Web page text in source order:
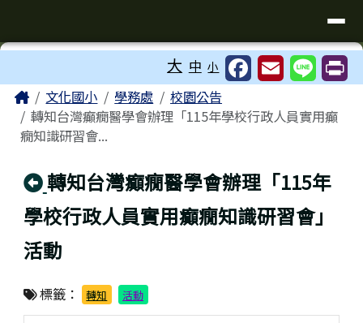
⏸
大 中 小
主內容區域
Home文化國小 學務處
校園公告
轉知台灣癲癇醫學會辦理「115年學校行政人員實用癲
癇知識研習會...
回上頁
轉知台灣癲癇醫學會辦理「115年
學校行政人員實用癲癇知識研習會」
活動
標籤： 轉知 活動
頁尾區域